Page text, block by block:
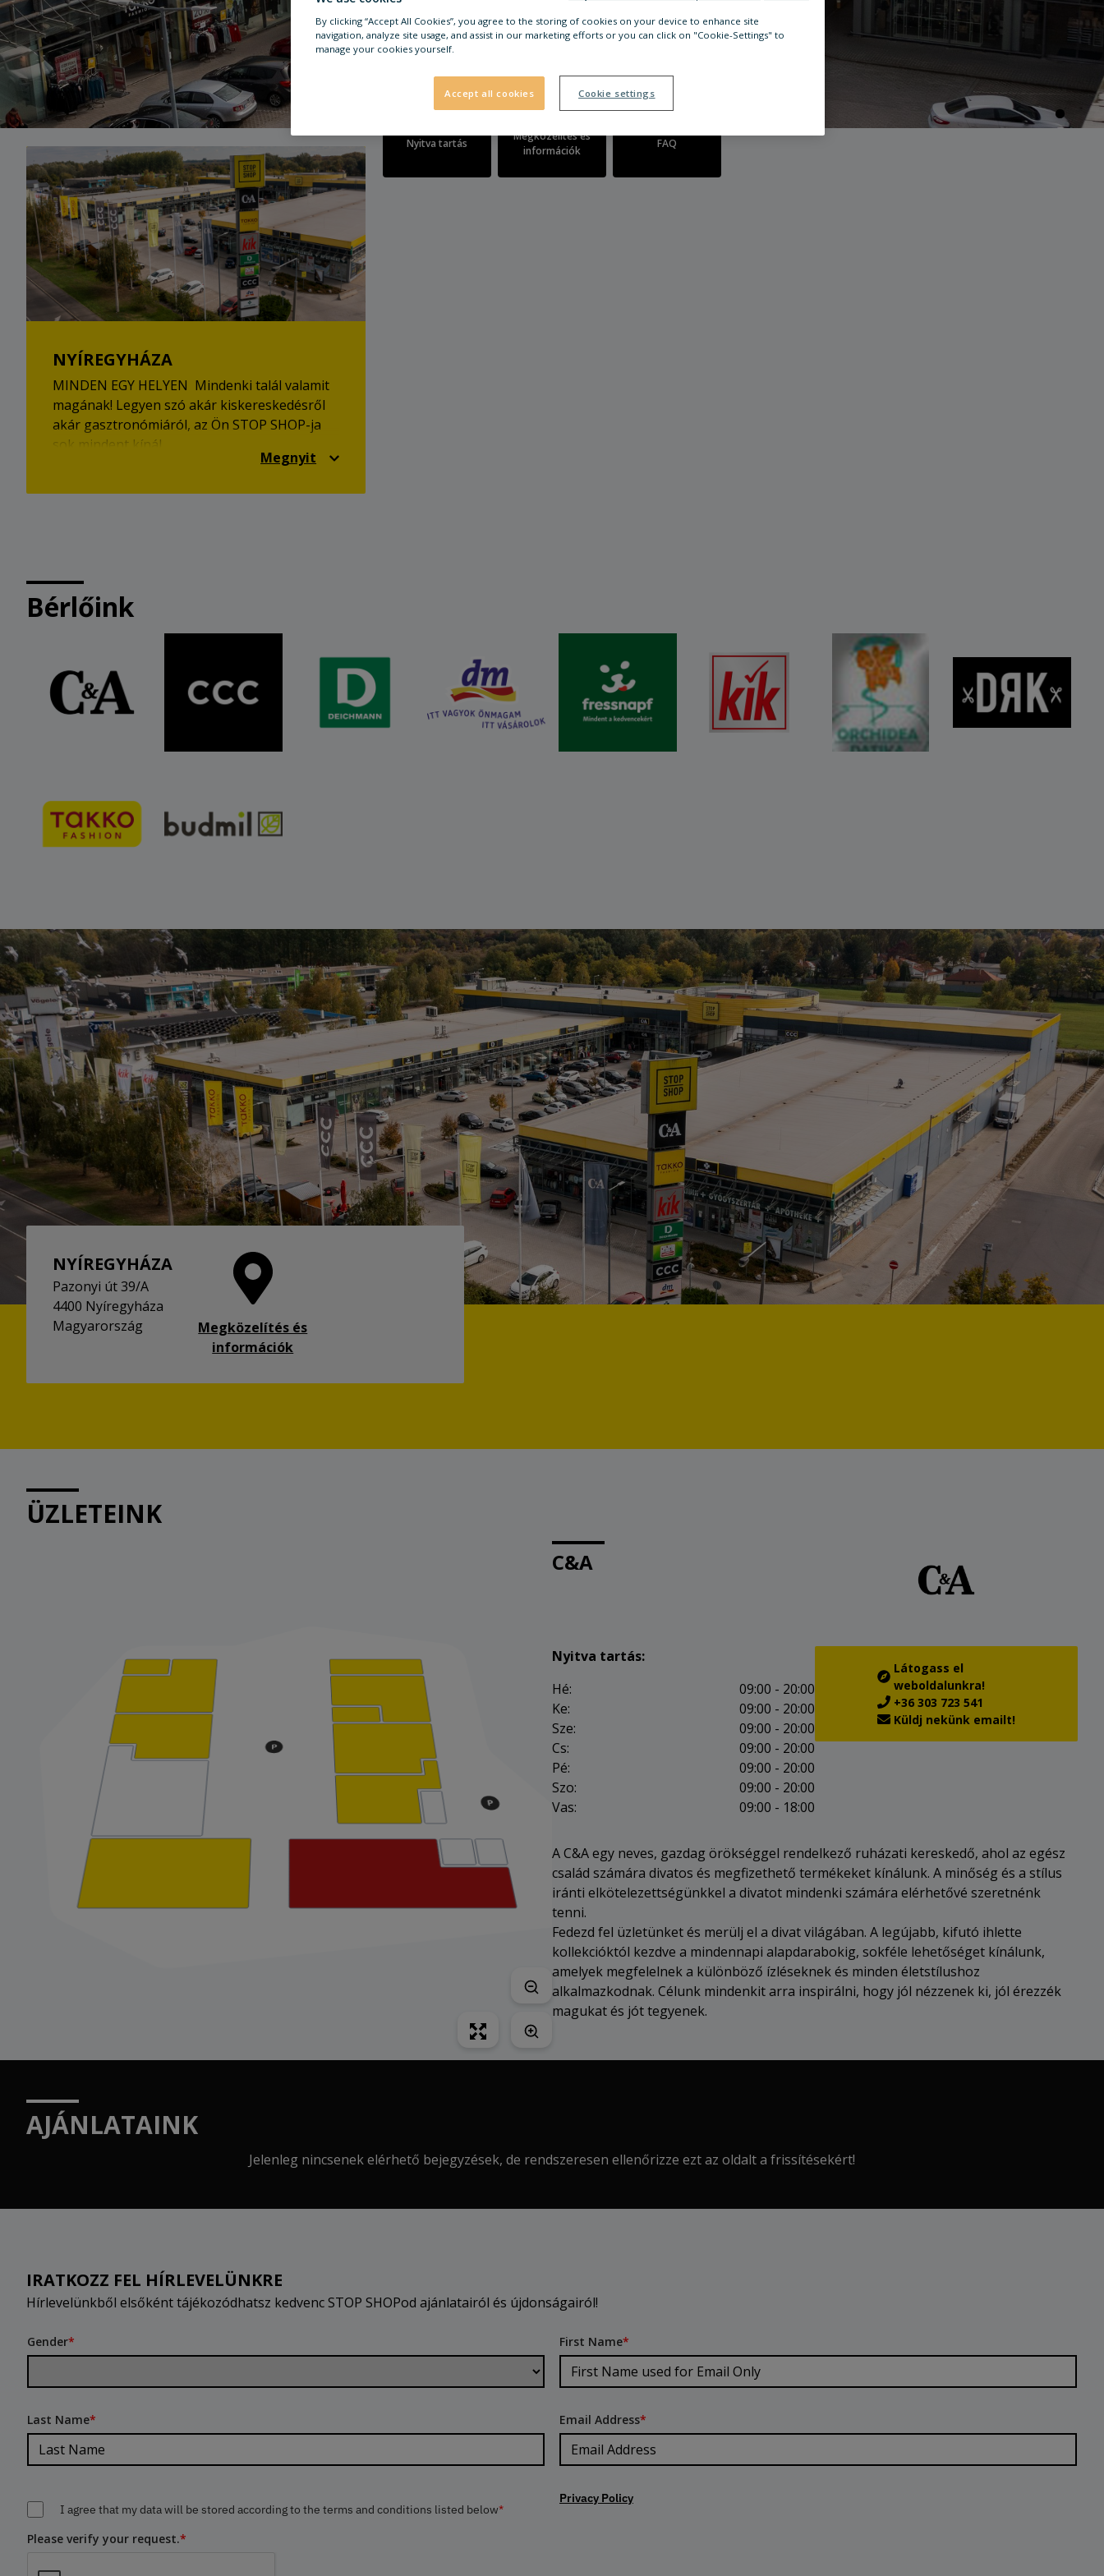
Nyitva tartás
Megközelítés és
információk
FAQ
NYÍREGYHÁZA
MINDEN EGY HELYEN Mindenki talál valamit
magának! Legyen szó akár kiskereskedésről
akár gasztronómiáról, az Ön STOP SHOP-ja
sok mindent kínál.
Megnyit
Bérlőink
NYÍREGYHÁZA
Pazonyi út 39/A
4400 Nyíregyháza
Magyarország
Megközelítés és
információk
ÜZLETEINK
C&A
Nyitva tartás:
Hé:
09:00 - 20:00
Ke:
09:00 - 20:00
Sze:
09:00 - 20:00
Cs:
09:00 - 20:00
Pé:
09:00 - 20:00
Szo:
09:00 - 20:00
Vas:
09:00 - 18:00
Látogass el
weboldalunkra!
+36 303 723 541
Küldj nekünk emailt!
A C&A egy neves, gazdag örökséggel rendelkező ruházati kereskedő, ahol az egész
család számára divatos és megfizethető termékeket kínálunk. A minőség és a stílus
iránti elkötelezettségünkkel a divatot mindenki számára elérhetővé szeretnénk
tenni.
Fedezd fel üzletünket és merülj el a divat világában. A legújabb, kifutó ihlette
kollekcióktól kezdve a mindennapi alapdarabokig, sokféle lehetőséget kínálunk,
amelyek megfelelnek a különböző ízléseknek és minden életstílushoz
alkalmazkodnak. Célunk mindenkit arra inspirálni, hogy jól nézzenek ki, jól érezzék
magukat és jót tegyenek.
AJÁNLATAINK
Jelenleg nincsenek elérhető bejegyzések, de rendszeresen ellenőrizze ezt az oldalt a frissítésekért!
IRATKOZZ FEL HÍRLEVELÜNKRE
Hírlevelünkből elsőként tájékozódhatsz kedvenc STOP SHOPod ajánlatairól és újdonságairól!
Gender* First Name*
Last Name* Email Address*
I agree that my data will be stored according to the terms and conditions listed below*
Privacy Policy
Please verify your request.*
By clicking “Accept All Cookies”, you agree to the storing of cookies on your device to enhance site
navigation, analyze site usage, and assist in our marketing efforts or you can click on "Cookie-Settings" to
manage your cookies yourself.
Accept all cookies Cookie settings